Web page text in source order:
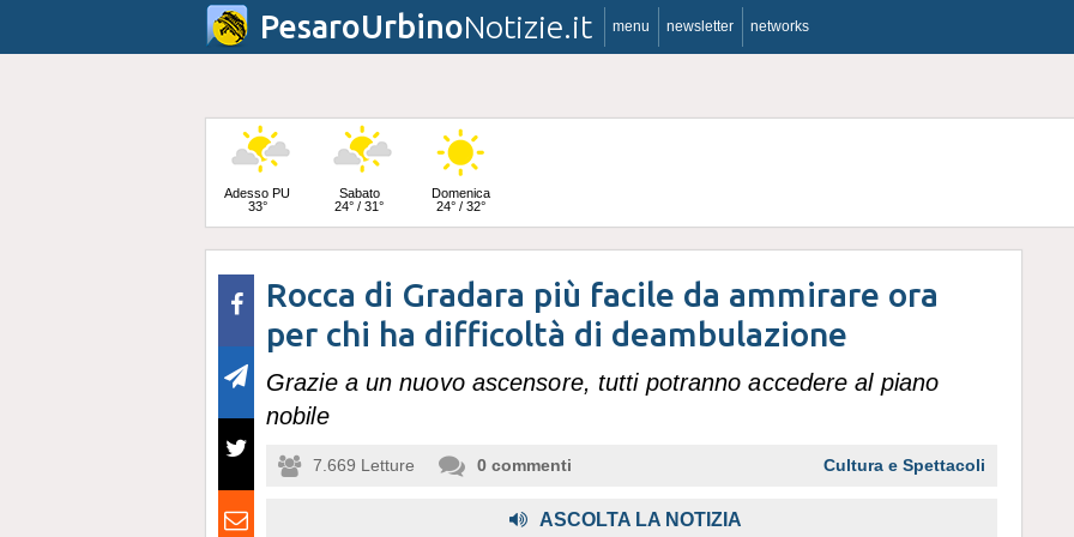
PesaroUrbinoNotizie.it menu newsletter networks
Adesso PU
33°
Sabato
24° / 31°
Domenica
24° / 32°
Lunedì
23° / 33°
Rocca di Gradara più facile da ammirare ora
per chi ha difficoltà di deambulazione
Grazie a un nuovo ascensore, tutti potranno accedere al piano
nobile
7.669 Letture 0 commenti Cultura e Spettacoli
ASCOLTA LA NOTIZIA